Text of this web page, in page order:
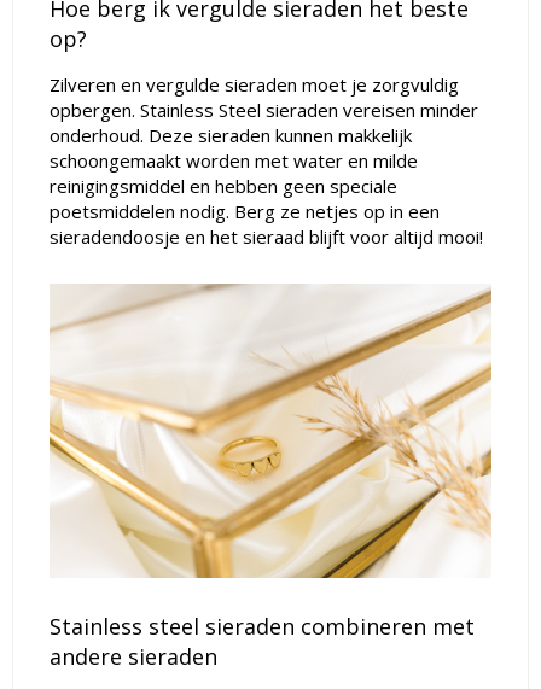
Hoe berg ik vergulde sieraden het beste
op?
Zilveren en vergulde sieraden moet je zorgvuldig
opbergen. Stainless Steel sieraden vereisen minder
onderhoud. Deze sieraden kunnen makkelijk
schoongemaakt worden met water en milde
reinigingsmiddel en hebben geen speciale
poetsmiddelen nodig. Berg ze netjes op in een
sieradendoosje en het sieraad blijft voor altijd mooi!
Stainless steel sieraden combineren met
andere sieraden